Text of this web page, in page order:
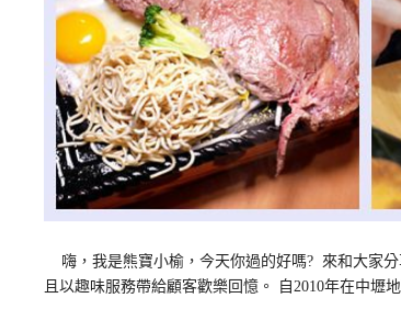
嗨，我是熊寶小榆，今天你過的好嗎? 來和大家
且以趣味服務帶給顧客歡樂回憶。 自2010年在中壢